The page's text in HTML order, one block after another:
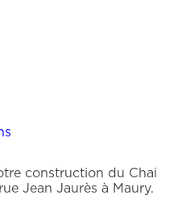
construction du Chai
Jean Jaurès à Maury.